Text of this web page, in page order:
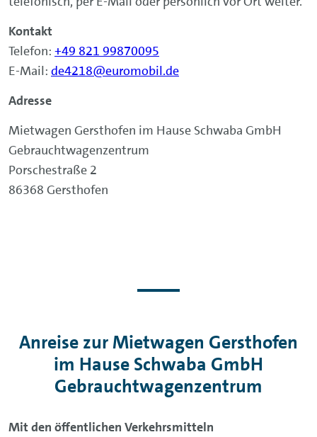
Kontakt
Telefon: +49 821 99870095
E-Mail: de4218@euromobil.de
Adresse
Mietwagen Gersthofen im Hause Schwaba GmbH
Gebrauchtwagenzentrum
Porschestraße 2
86368 Gersthofen
Anreise zur Mietwagen Gersthofen
im Hause Schwaba GmbH
Gebrauchtwagenzentrum
Mit den öffentlichen Verkehrsmitteln